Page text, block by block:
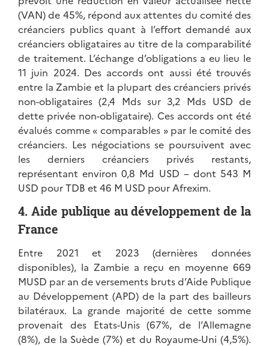
(VAN) de 45%, répond aux attentes du comité des
créanciers publics quant à l’effort demandé aux
créanciers obligataires au titre de la comparabilité
de traitement. L’échange d’obligations a eu lieu le
11 juin 2024. Des accords ont aussi été trouvés
entre la Zambie et la plupart des créanciers privés
non-obligataires (2,4 Mds sur 3,2 Mds USD de
dette privée non-obligataire). Ces accords ont été
évalués comme « comparables » par le comité des
créanciers. Les négociations se poursuivent avec
les derniers créanciers privés restants,
représentant environ 0,8 Md USD – dont 543 M
USD pour TDB et 46 M USD pour Afrexim.
4. Aide publique au développement de la
France
Entre 2021 et 2023 (dernières données
disponibles), la Zambie a reçu en moyenne 669
MUSD par an de versements bruts d’Aide Publique
au Développement (APD) de la part des bailleurs
bilatéraux. La grande majorité de cette somme
provenait des Etats-Unis (67%, de l’Allemagne
(8%), de la Suède (7%) et du Royaume-Uni (4,5%).